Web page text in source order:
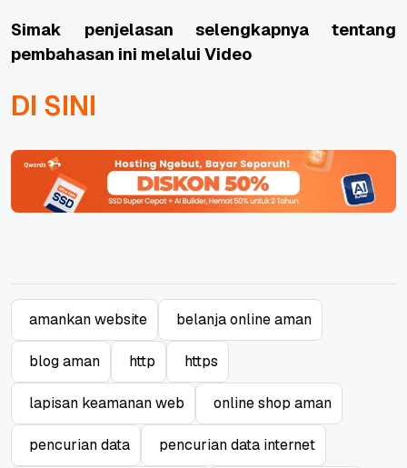
Simak penjelasan selengkapnya tentang
pembahasan ini melalui Video
DI SINI
amankan website belanja online aman
blog aman http https
lapisan keamanan web online shop aman
pencurian data pencurian data internet